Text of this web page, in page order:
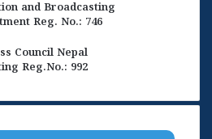
and Broadcasting
Reg. No.: 746
Council Nepal
Reg.No.: 992